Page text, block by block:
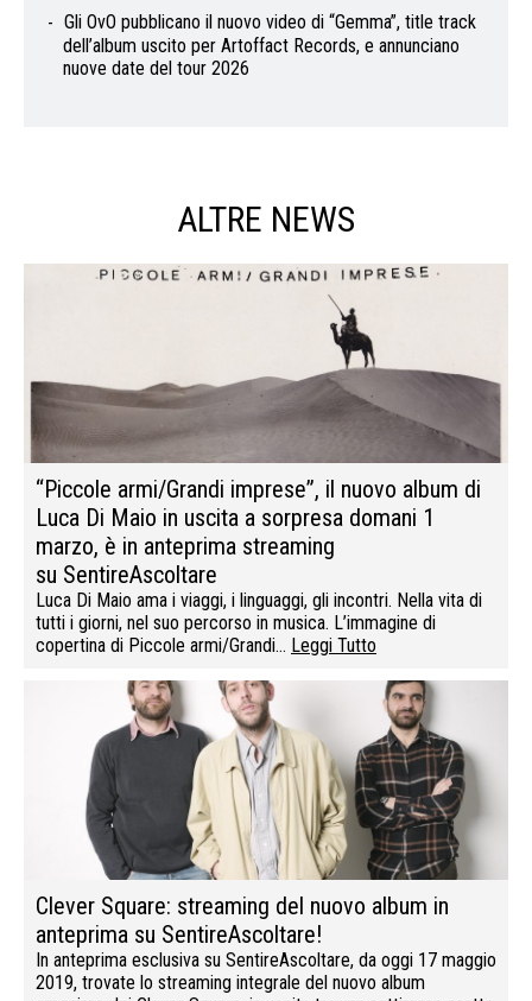
Gli OvO pubblicano il nuovo video di “Gemma”, title track
dell’album uscito per Artoffact Records, e annunciano
nuove date del tour 2026
ALTRE NEWS
“Piccole armi/Grandi imprese”, il nuovo album di
Luca Di Maio in uscita a sorpresa domani 1
marzo, è in anteprima streaming
su SentireAscoltare
Luca Di Maio ama i viaggi, i linguaggi, gli incontri. Nella vita di
tutti i giorni, nel suo percorso in musica. L’immagine di
copertina di Piccole armi/Grandi… Leggi Tutto
Clever Square: streaming del nuovo album in
anteprima su SentireAscoltare!
In anteprima esclusiva su SentireAscoltare, da oggi 17 maggio
2019, trovate lo streaming integrale del nuovo album